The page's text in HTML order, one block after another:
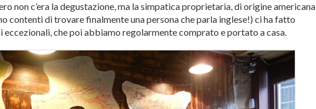
non c’era la degustazione, ma la simpatica proprietaria, di origine americana
contenti di trovare finalmente una persona che parla inglese!) ci ha fatto
eccezionali, che poi abbiamo regolarmente comprato e portato a casa.